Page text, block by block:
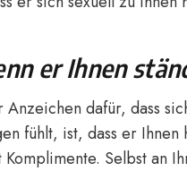
er Ihnen
Anzeichen dafür, dass
fühlt, ist, dass er
Komplimente. Selbst an